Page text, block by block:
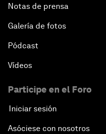
Notas de prensa
Galería de fotos
Pódcast
Vídeos
Participe en el Foro
Iniciar sesión
Asóciese con nosotros